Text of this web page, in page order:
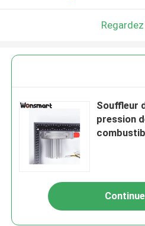
Souffleur
pression